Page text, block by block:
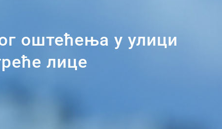
оштећења у улици
лице